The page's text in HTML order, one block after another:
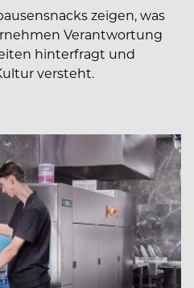
zeigen, was
Verantwortung
hinterfragt und
versteht.